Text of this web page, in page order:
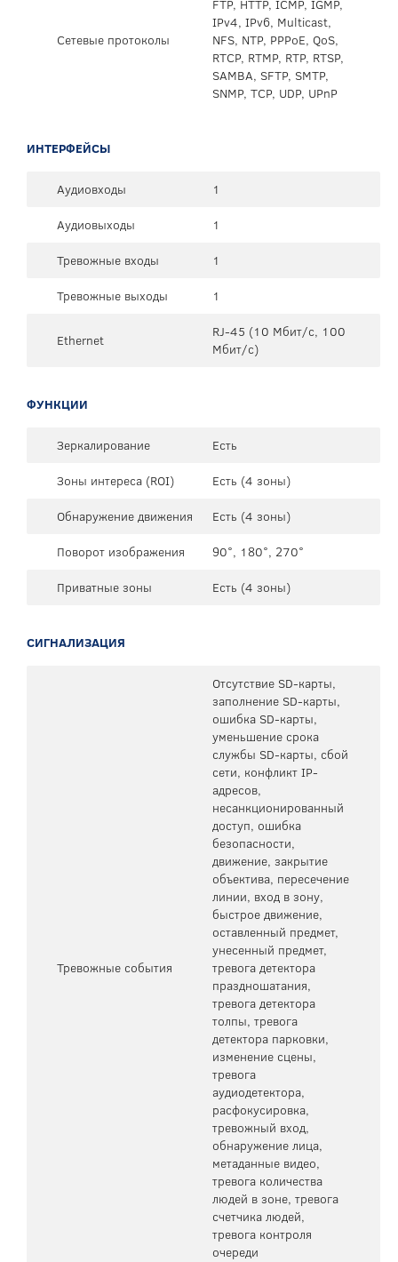
Сетевые протоколы
FTP, HTTP, ICMP, IGMP,
IPv4, IPv6, Multicast,
NFS, NTP, PPPoE, QoS,
RTCP, RTMP, RTP, RTSP,
SAMBA, SFTP, SMTP,
SNMP, TCP, UDP, UPnP
ИНТЕРФЕЙСЫ
Аудиовходы
1
Аудиовыходы
1
Тревожные входы
1
Тревожные выходы
1
Ethernet
RJ-45 (10 Мбит/с, 100
Мбит/с)
ФУНКЦИИ
Зеркалирование
Есть
Зоны интереса (ROI)
Есть (4 зоны)
Обнаружение движения
Есть (4 зоны)
Поворот изображения
90°, 180°, 270°
Приватные зоны
Есть (4 зоны)
СИГНАЛИЗАЦИЯ
Тревожные события
Отсутствие SD-карты,
заполнение SD-карты,
ошибка SD-карты,
уменьшение срока
службы SD-карты, сбой
сети, конфликт IP-
адресов,
несанкционированный
доступ, ошибка
безопасности,
движение, закрытие
объектива, пересечение
линии, вход в зону,
быстрое движение,
оставленный предмет,
унесенный предмет,
тревога детектора
праздношатания,
тревога детектора
толпы, тревога
детектора парковки,
изменение сцены,
тревога
аудиодетектора,
расфокусировка,
тревожный вход,
обнаружение лица,
метаданные видео,
тревога количества
людей в зоне, тревога
счетчика людей,
тревога контроля
очереди